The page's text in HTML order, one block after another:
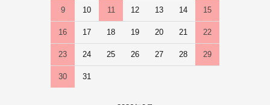
9 10 11 12 13 14 15
16 17 18 19 20 21 22
23 24 25 26 27 28 29
30 31